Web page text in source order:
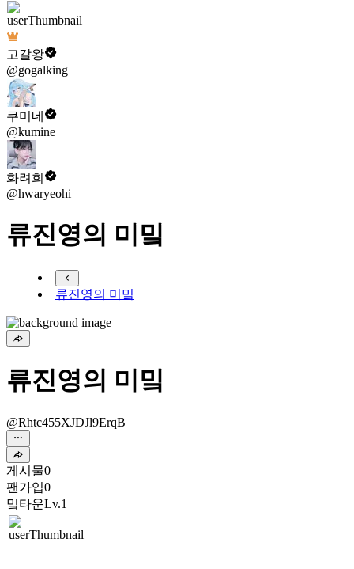
고갈왕
@gogalking
쿠미네
@kumine
화려희
@hwaryeohi
류진영의 미밐
류진영의 미밐
류진영의 미밐
@Rhtc455XJDJl9ErqB
게시물0
팬가입0
밐타운Lv.1